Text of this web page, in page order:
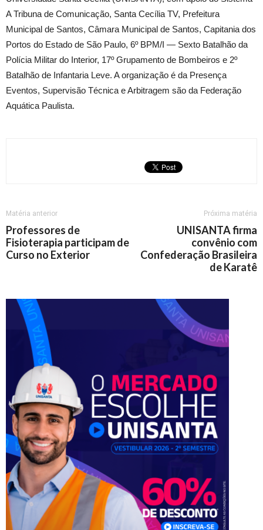
A Tribuna de Comunicação, Santa Cecília TV, Prefeitura
Municipal de Santos, Câmara Municipal de Santos, Capitania dos
Portos do Estado de São Paulo, 6º BPM/I — Sexto Batalhão da
Polícia Militar do Interior, 17º Grupamento de Bombeiros e 2º
Batalhão de Infantaria Leve. A organização é da Presença
Eventos, Supervisão Técnica e Arbitragem são da Federação
Aquática Paulista.
Matéria anterior
Professores de
Fisioterapia participam de
Curso no Exterior
Próxima matéria
UNISANTA firma
convênio com
Confederação Brasileira
de Karatê